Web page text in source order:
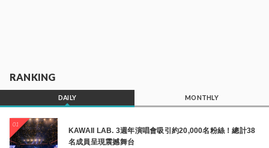
RANKING
DAILY MONTHLY
01
KAWAII LAB. 3週年演唱會吸引約20,000名粉絲！總計38
名成員呈現震撼舞台